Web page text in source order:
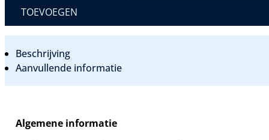
TOEVOEGEN
Beschrijving
Aanvullende informatie
Algemene informatie